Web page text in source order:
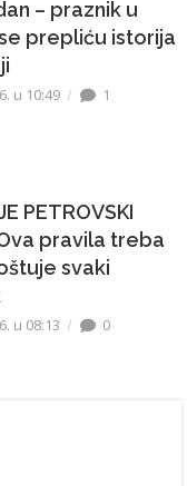
– praznik u
prepliću istorija
u 10:49 1
PETROVSKI
pravila treba
svaki
u 08:13 0